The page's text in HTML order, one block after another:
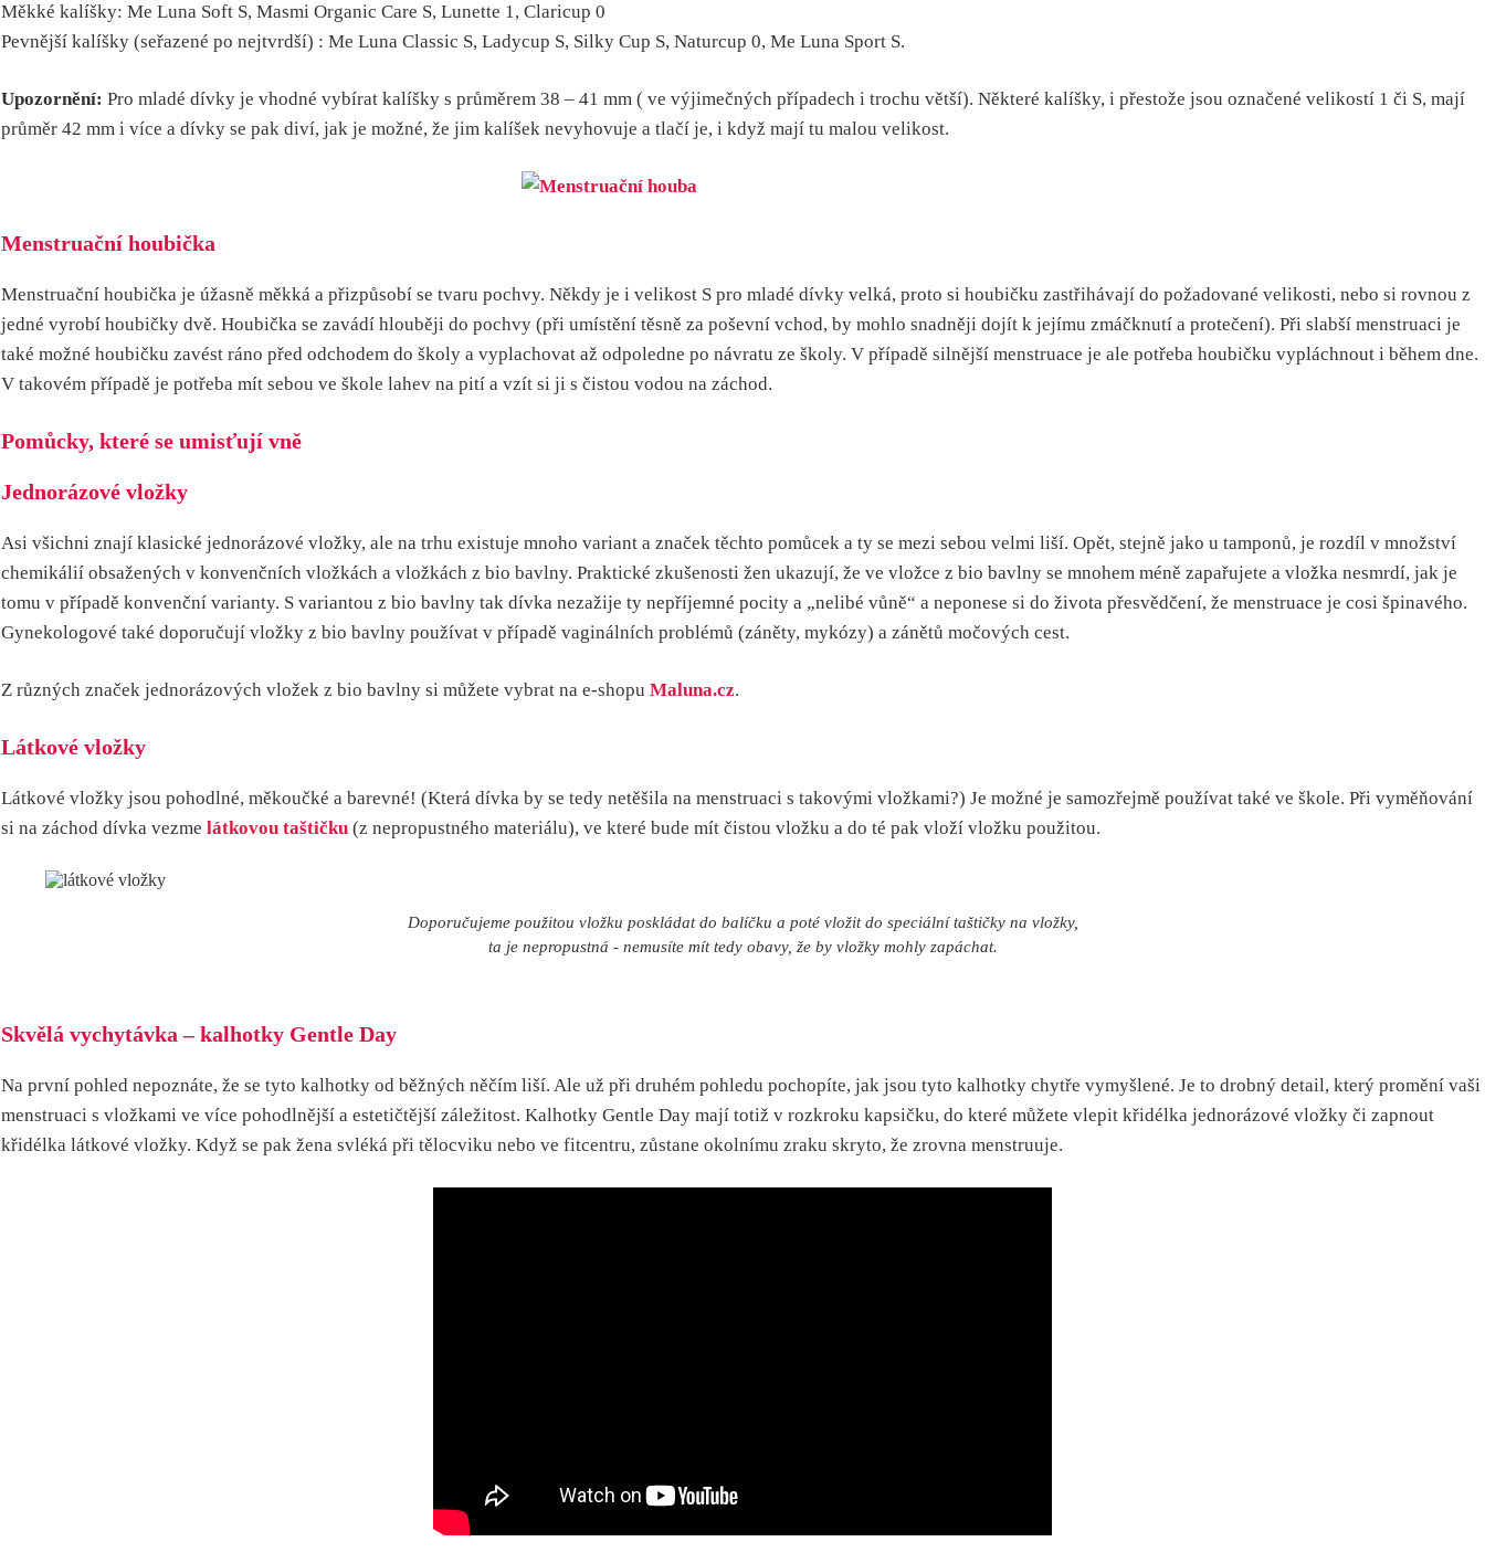
Měkké kalíšky: Me Luna Soft S, Masmi Organic Care S, Lunette 1, Claricup 0
Pevnější kalíšky (seřazené po nejtvrdší) : Me Luna Classic S, Ladycup S, Silky Cup S, Naturcup 0, Me Luna Sport S.
Upozornění: Pro mladé dívky je vhodné vybírat kalíšky s průměrem 38 – 41 mm ( ve výjimečných případech i trochu větší). Některé kalíšky, i přestože jsou označené velikostí 1 či S, mají
průměr 42 mm i více a dívky se pak diví, jak je možné, že jim kalíšek nevyhovuje a tlačí je, i když mají tu malou velikost.
Menstruační houbička
Menstruační houbička je úžasně měkká a přizpůsobí se tvaru pochvy. Někdy je i velikost S pro mladé dívky velká, proto si houbičku zastřihávají do požadované velikosti, nebo si rovnou z
jedné vyrobí houbičky dvě. Houbička se zavádí hlouběji do pochvy (při umístění těsně za poševní vchod, by mohlo snadněji dojít k jejímu zmáčknutí a protečení). Při slabší menstruaci je
také možné houbičku zavést ráno před odchodem do školy a vyplachovat až odpoledne po návratu ze školy. V případě silnější menstruace je ale potřeba houbičku vypláchnout i během dne.
V takovém případě je potřeba mít sebou ve škole lahev na pití a vzít si ji s čistou vodou na záchod.
Pomůcky, které se umisťují vně
Jednorázové vložky
Asi všichni znají klasické jednorázové vložky, ale na trhu existuje mnoho variant a značek těchto pomůcek a ty se mezi sebou velmi liší. Opět, stejně jako u tamponů, je rozdíl v množství
chemikálií obsažených v konvenčních vložkách a vložkách z bio bavlny. Praktické zkušenosti žen ukazují, že ve vložce z bio bavlny se mnohem méně zapařujete a vložka nesmrdí, jak je
tomu v případě konvenční varianty. S variantou z bio bavlny tak dívka nezažije ty nepříjemné pocity a „nelibé vůně“ a neponese si do života přesvědčení, že menstruace je cosi špinavého.
Gynekologové také doporučují vložky z bio bavlny používat v případě vaginálních problémů (záněty, mykózy) a zánětů močových cest.
Z různých značek jednorázových vložek z bio bavlny si můžete vybrat na e-shopu Maluna.cz.
Látkové vložky
Látkové vložky jsou pohodlné, měkoučké a barevné! (Která dívka by se tedy netěšila na menstruaci s takovými vložkami?) Je možné je samozřejmě používat také ve škole. Při vyměňování
si na záchod dívka vezme látkovou taštičku (z nepropustného materiálu), ve které bude mít čistou vložku a do té pak vloží vložku použitou.
Doporučujeme použitou vložku poskládat do balíčku a poté vložit do speciální taštičky na vložky,
ta je nepropustná - nemusíte mít tedy obavy, že by vložky mohly zapáchat.
Skvělá vychytávka – kalhotky Gentle Day
Na první pohled nepoznáte, že se tyto kalhotky od běžných něčím liší. Ale už při druhém pohledu pochopíte, jak jsou tyto kalhotky chytře vymyšlené. Je to drobný detail, který promění vaši
menstruaci s vložkami ve více pohodlnější a estetičtější záležitost. Kalhotky Gentle Day mají totiž v rozkroku kapsičku, do které můžete vlepit křidélka jednorázové vložky či zapnout
křidélka látkové vložky. Když se pak žena svléká při tělocviku nebo ve fitcentru, zůstane okolnímu zraku skryto, že zrovna menstruuje.